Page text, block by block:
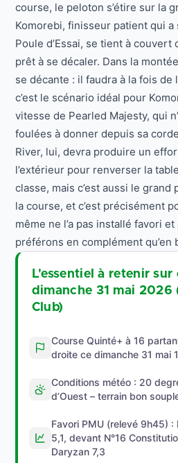
course, le peloton s’étire sur la
Komorebi, finisseur patient qui a
Poule d’Essai, se tient à couvert
prêt à se décaler. Dans la
se décante : il faudra à la fois
c’est le scénario idéal pour
vitesse de Pearled Majesty, qui
foulées à donner depuis sa
River, lui, devra produire un
l’extérieur pour renverser la
classe, mais c’est aussi le grand
la course, et c’est précisément
même ne l’a pas installé favori
préférons en complément qu’en
L'essentiel à retenir
dimanche 31 mai 2026
Club)
Course Quinté+ à 16
droite ce dimanche 31 mai
Conditions météo : 20
d’Ouest – terrain bon
Favori PMU (relevé 9h45) :
5,1, devant N°16
Daryzan 7,3